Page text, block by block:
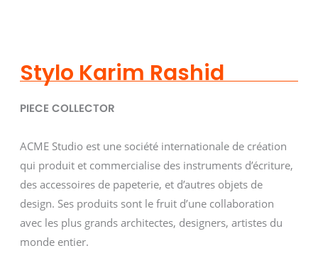
Stylo Karim Rashid
PIECE COLLECTOR
ACME Studio est une société internationale de création
qui produit et commercialise des instruments d’écriture,
des accessoires de papeterie, et d’autres objets de
design. Ses produits sont le fruit d’une collaboration
avec les plus grands architectes, designers, artistes du
monde entier.